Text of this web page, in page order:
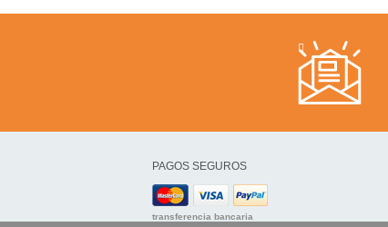
PAGOS SEGUROS
transferencia bancaria